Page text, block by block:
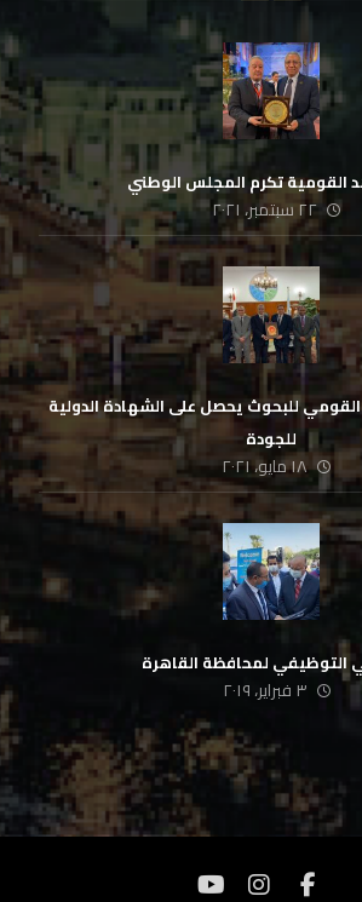
القومية تكرم المجلس الوطني
٢٢ سبتمبر، ٢٠٢١
القومي للبحوث يحصل على الشهادة الدولية
للجودة
١٨ مايو، ٢٠٢١
التوظيفي لمحافظة القاهرة
٣ فبراير، ٢٠١٩